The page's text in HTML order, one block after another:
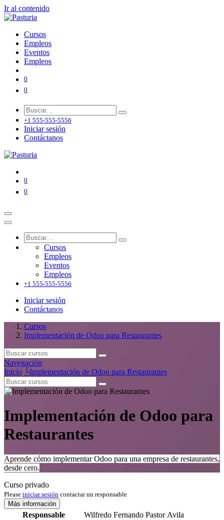
Ir al contenido
Cursos
Empleos
Eventos
Empleos
0
0
+1 555-555-5556
Iniciar sesión
Contáctanos
0
0
Cursos
Empleos
Eventos
Empleos
+1 555-555-5556
Iniciar sesión
Contáctanos
Cursos
Implementación de Odoo para Restaurantes
Navegación
Inicio └Implementación de Odoo para Restaurantes
Implementación de Odoo para
Restaurantes
Aprende cómo implementar Odoo para una empresa de restaurantes,
desde cero.
Curso privado
Please iniciar sesión contactar un responsable
Más información
Responsable
Wilfredo Fernando Pastor Avila